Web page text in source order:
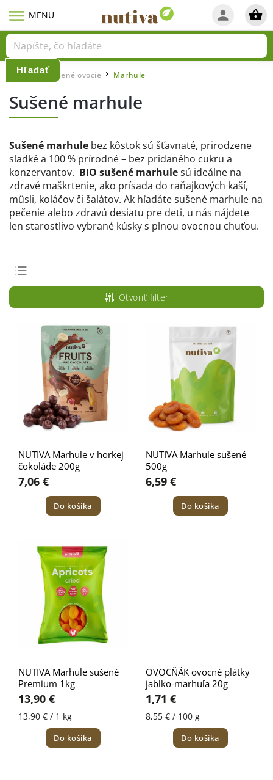
Hľadať
Domov / Sušené ovocie / Marhule
Sušené marhule
Sušené marhule bez kôstok sú šťavnaté, prirodzene
sladké a 100 % prírodné – bez pridaného cukru a
konzervantov. BIO sušené marhulesú ideálne na
zdravé maškrtenie, ako prísada do raňajkových kaší,
müsli, koláčov či šalátov. Ak hľadáte sušené marhule na
pečenie alebo zdravú desiatu pre deti, u nás nájdete
len starostlivo vybrané kúsky s plnou ovocnou chuťou.
Odporúčame
Najlacnejšie
Najdrahšie
Najpredávanejšie
Abecedne
Otvoriť filter
NUTIVA Marhule v horkej
čokoláde 200g
7,06 €
Do košíka
NUTIVA Marhule sušené
500g
6,59 €
Do košíka
NUTIVA Marhule sušené
Premium 1kg
13,90 €
13,90 € / 1 kg
Do košíka
OVOCŇÁK ovocné plátky
jablko-marhuľa 20g
1,71 €
8,55 € / 100 g
Do košíka